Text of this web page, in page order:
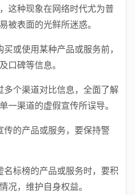
这种现象在网络时代尤为普
被表面的光鲜所迷惑。
或使用某种产品或服务前，
口碑等信息。
多个渠道对比信息，全面了解
一渠道的虚假宣传所误导。
传的产品或服务，要保持警
标榜的产品或服务时，要积
况，维护自身权益。